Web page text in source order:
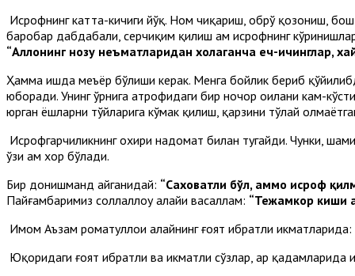
Исрофнинг катта-кичиги йўқ. Ном чиқариш, обрў қозониш,
баробар дабдабали, серчиқим қилиш ҳам исрофнинг
“Аллоҳнинг нозу неъматларидан хоҳлаганча еч-ичинглар,
Ҳамма ишда меъёр бўлиши керак. Менга бойлик бериб
юборади. Унинг ўрнига атрофидаги бир ночор оилани кам-
юрган ёшларни тўйларига кўмак қилиш, қарзини тўлай
Исрофгарчиликнинг охири надомат билан тугайди. Чунки,
ўзи ҳам хор бўлади.
Бир донишманд айганидай: “Саховатли бўл, аммо исроф
Пайғамбаримиз соллаллоҳу алайҳи васаллам: “Тежамкор киши
Имом Аъзам роҳматуллоҳи алайҳнинг ғоят ибратли ҳикматларида:
Юқоридаги ғоят ибратли ва ҳикматли сўзлар, ҳар